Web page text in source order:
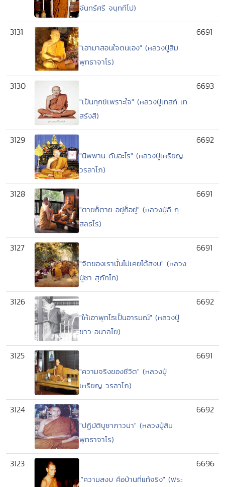
จันทร์ศรี จนฺททีโป)
3131
"เอามาสอนใจตนเอง" (หลวงปู่สิม
พุทธาจาโร)
6691
3130
"เป็นทุกข์เพราะใจ" (หลวงปู่เทสก์ เท
สรังสี)
6693
3129
"นิพพาน ดับอะไร" (หลวงปู่เหรียญ
วรลาโภ)
6692
3128
"ตายก็ตาย อยู่ก็อยู่" (หลวงปู่ลี กุ
สลธโร)
6691
3127
"จิตของเรานั้นไม่เคยได้สงบ" (หลวง
ปู่ชา สุภัทโท)
6691
3126
"ให้เอาพุทโธเป็นอารมณ์" (หลวงปู่
ขาว อนาลโย)
6692
3125
"ความจริงของชีวิต" (หลวงปู่
เหรียญ วรลาโภ)
6691
3124
"ปฏิบัติบูชาภาวนา" (หลวงปู่สิม
พุทธาจาโร)
6692
3123
."ความสงบ คือบ้านที่แท้จริง" (พระ
6696